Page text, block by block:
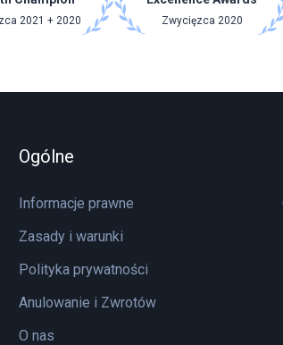
2021 + 2020 Zwycięzca 2020
Ogólne
Informacje prawne
Zasady i warunki
Polityka prywatności
Anulowanie i Zwrotów
O nas